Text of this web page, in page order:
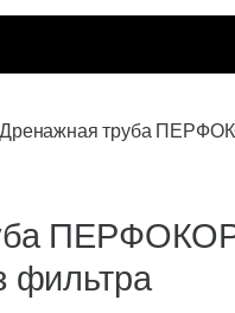
Дренажная труба
фильтра